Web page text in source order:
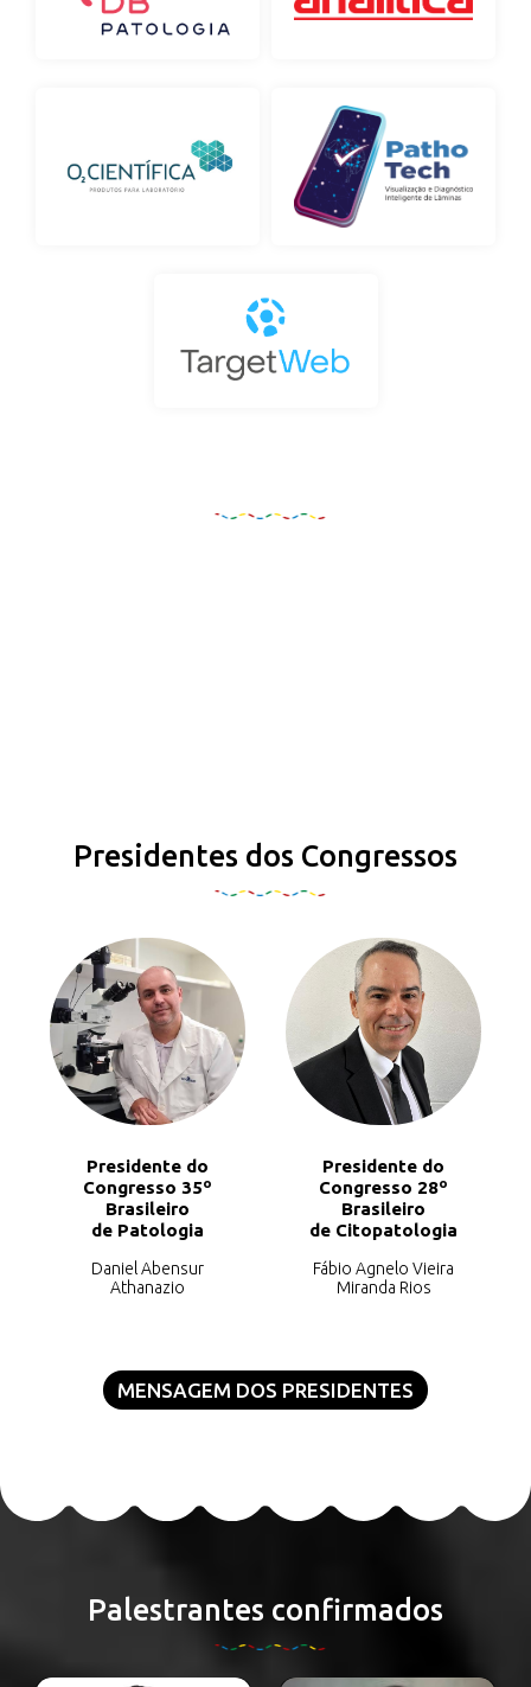
Presidentes dos Congressos
Presidente do
Congresso 35º
Brasileiro
de Patologia
Daniel Abensur
Athanazio
Presidente do
Congresso 28º
Brasileiro
de Citopatologia
Fábio Agnelo Vieira
Miranda Rios
MENSAGEM DOS PRESIDENTES
Palestrantes confirmados